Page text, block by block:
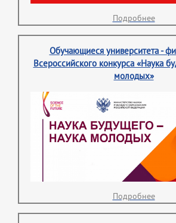
Подробнее
Обучающиеся университета -
Всероссийского конкурса «Наука
молодых»
Подробнее